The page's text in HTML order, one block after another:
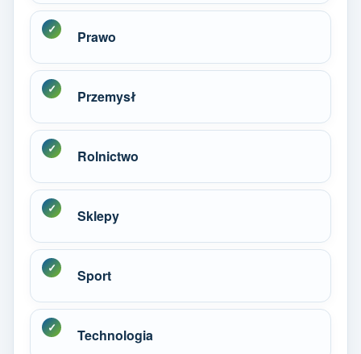
Prawo
Przemysł
Rolnictwo
Sklepy
Sport
Technologia